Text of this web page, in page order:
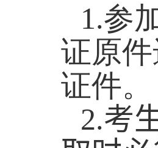
1.参
证原
证件。
2.考